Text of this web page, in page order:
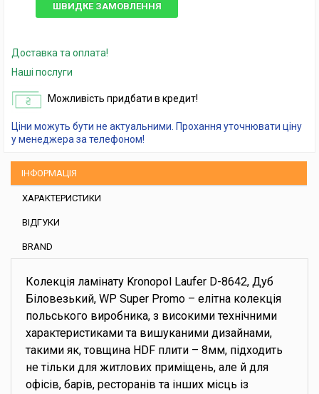
ШВИДКЕ ЗАМОВЛЕННЯ
Доставка та оплата!
Наші послуги
Можливість придбати в кредит!
Ціни можуть бути не актуальними. Прохання уточнювати ціну
у менеджера за телефоном!
ІНФОРМАЦІЯ
ХАРАКТЕРИСТИКИ
ВІДГУКИ
BRAND
Колекція ламінату Kronopol Laufer D-8642, Дуб
Біловезький, WP Super Promo – елітна колекція
польського виробника, з високими технічними
характеристиками та вишуканими дизайнами,
такими як, товщина HDF плити – 8мм, підходить
не тільки для житлових приміщень, але й для
офісів, барів, ресторанів та інших місць із